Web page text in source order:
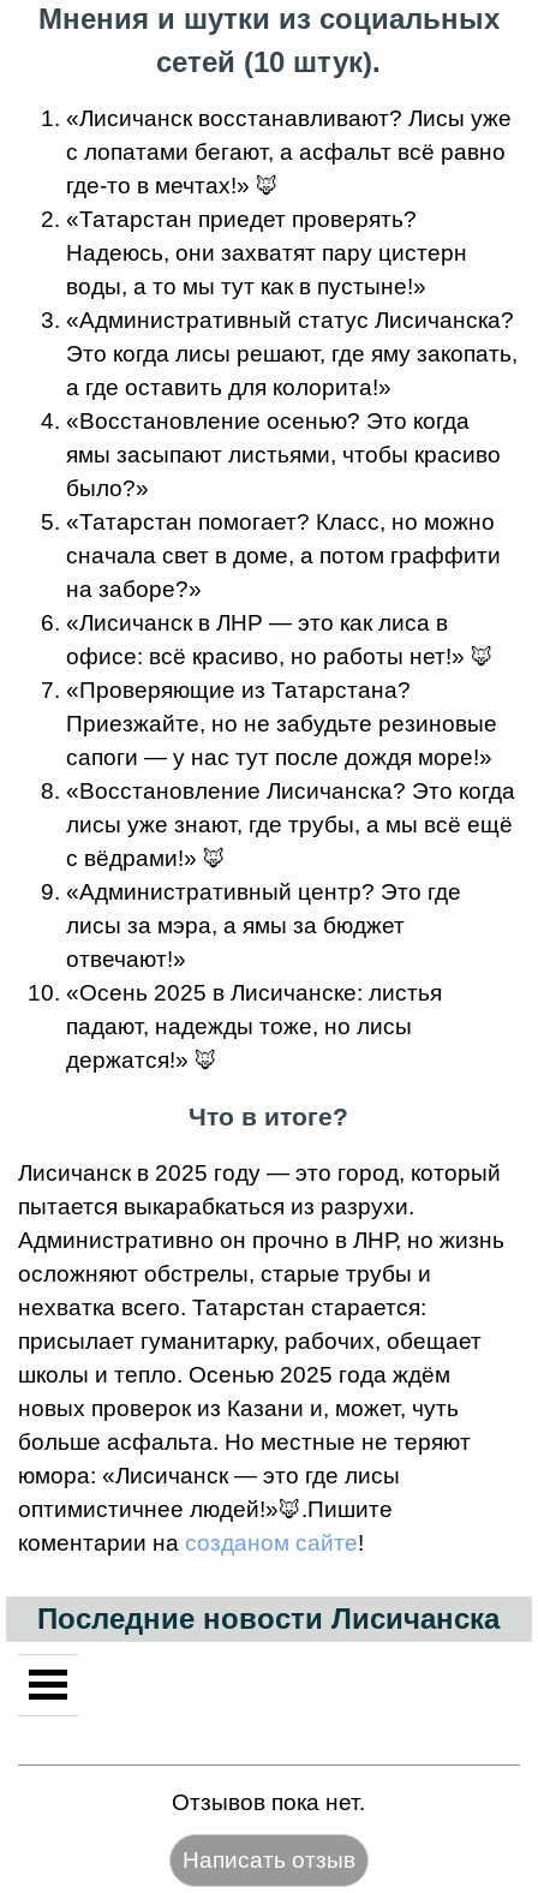
Мнения и шутки из социальных
сетей (10 штук).
«Лисичанск восстанавливают? Лисы уже
с лопатами бегают, а асфальт всё равно
где-то в мечтах!» 🦊
«Татарстан приедет проверять?
Надеюсь, они захватят пару цистерн
воды, а то мы тут как в пустыне!»
«Административный статус Лисичанска?
Это когда лисы решают, где яму закопать,
а где оставить для колорита!»
«Восстановление осенью? Это когда
ямы засыпают листьями, чтобы красиво
было?»
«Татарстан помогает? Класс, но можно
сначала свет в доме, а потом граффити
на заборе?»
«Лисичанск в ЛНР — это как лиса в
офисе: всё красиво, но работы нет!» 🦊
«Проверяющие из Татарстана?
Приезжайте, но не забудьте резиновые
сапоги — у нас тут после дождя море!»
«Восстановление Лисичанска? Это когда
лисы уже знают, где трубы, а мы всё ещё
с вёдрами!» 🦊
«Административный центр? Это где
лисы за мэра, а ямы за бюджет
отвечают!»
«Осень 2025 в Лисичанске: листья
падают, надежды тоже, но лисы
держатся!» 🦊
Что в итоге?
Лисичанск в 2025 году — это город, который
пытается выкарабкаться из разрухи.
Административно он прочно в ЛНР, но жизнь
осложняют обстрелы, старые трубы и
нехватка всего. Татарстан старается:
присылает гуманитарку, рабочих, обещает
школы и тепло. Осенью 2025 года ждём
новых проверок из Казани и, может, чуть
больше асфальта. Но местные не теряют
юмора: «Лисичанск — это где лисы
оптимистичнее людей!»🦊.Пишите
коментарии на созданом сайте!
Последние новости Лисичанска
Отзывов пока нет.